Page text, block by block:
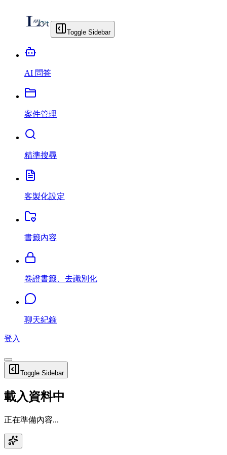
Toggle Sidebar
AI 問答
案件管理
精準搜尋
客製化設定
書籤內容
卷證書籤、去識別化
聊天紀錄
登入
Toggle Sidebar
載入資料中
正在準備內容...